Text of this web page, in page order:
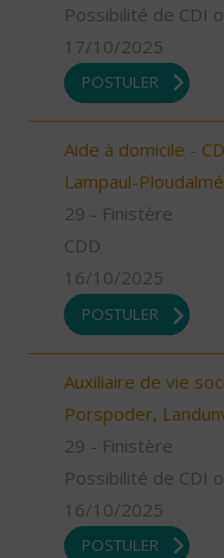
Possibilité de CDI
17/10/2025
POSTULER
Aide à domicile -
Lampaul-
29 - Finistère
CDD
16/10/2025
POSTULER
Auxiliaire de vie
Porspoder,
29 - Finistère
Possibilité de CDI
16/10/2025
POSTULER